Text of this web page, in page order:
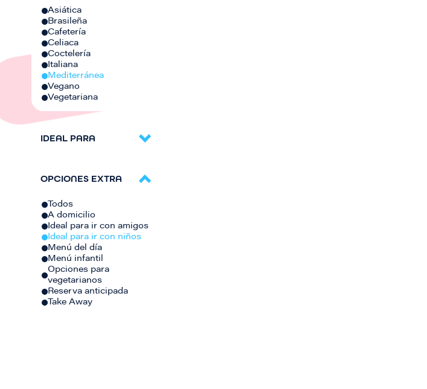
Asiática
Brasileña
Cafetería
Celiaca
Coctelería
Italiana
Mediterránea
Vegano
Vegetariana
IDEAL PARA
OPCIONES EXTRA
Todos
A domicilio
Ideal para ir con amigos
Ideal para ir con niños
Menú del día
Menú infantil
Opciones para
vegetarianos
Reserva anticipada
Take Away